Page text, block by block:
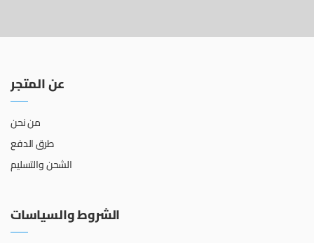
عن المتجر
من نحن
طرق الدفع
الشحن والتسليم
الشروط والسياسات